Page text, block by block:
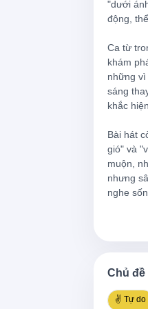
Oh,
C'est
Je
Et je dis
"dưới
động,
Ca từ
khám
những
sáng
khắc
Bài hát
gió" và
muộn,
nhưng
nghe
Chủ đề
✌️ Tự do